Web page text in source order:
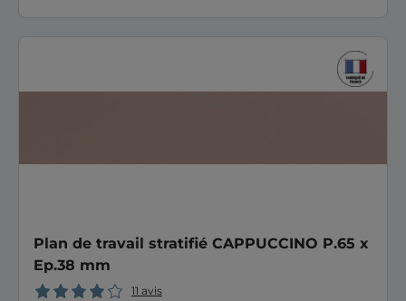
Plan de travail stratifié CAPPUCCINO P.65 x
Ep.38 mm
11 avis